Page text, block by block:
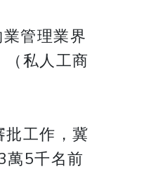
管理業界
私人工商
工作，冀
萬5千名前